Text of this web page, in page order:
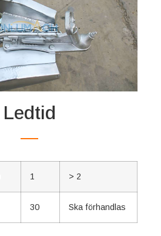
Ledtid
1 > 2
30 Ska förhandlas